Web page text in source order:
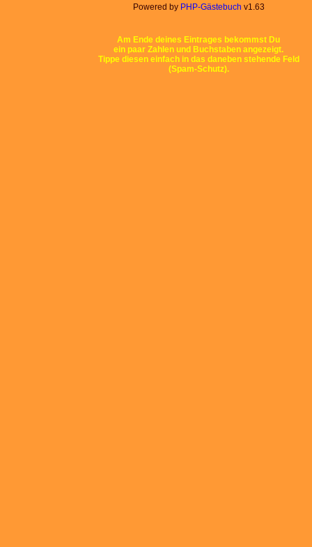
Powered by PHP-Gästebuch v1.63
Am Ende deines Eintrages bekommst Du
ein paar Zahlen und Buchstaben angezeigt.
Tippe diesen einfach in das daneben stehende Feld
(Spam-Schutz).